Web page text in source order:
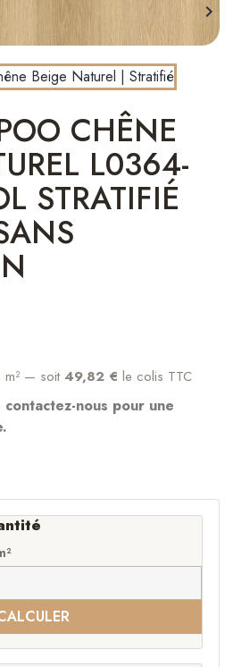

CHÊNE
L0364-
STRATIFIÉ
m² — soit 49,82 € le colis TTC
nous pour une